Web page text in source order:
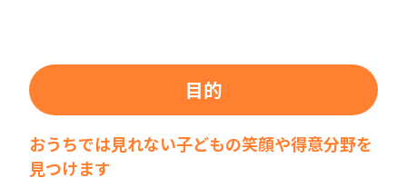
目的
おうちでは見れない子どもの笑顔や得意分野を
見つけます